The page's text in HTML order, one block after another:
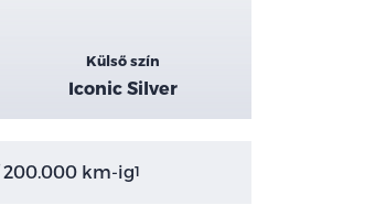
Külső szín
Iconic Silver
200.000 km-ig1